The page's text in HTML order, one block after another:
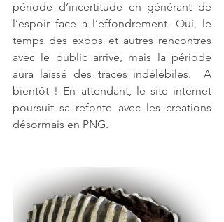
période d’incertitude en générant de
l’espoir face à l’effondrement. Oui, le
temps des expos et autres rencontres
avec le public arrive, mais la période
aura laissé des traces indélébiles.  A
bientôt ! En attendant, le site internet
poursuit sa refonte avec les créations
désormais en PNG.